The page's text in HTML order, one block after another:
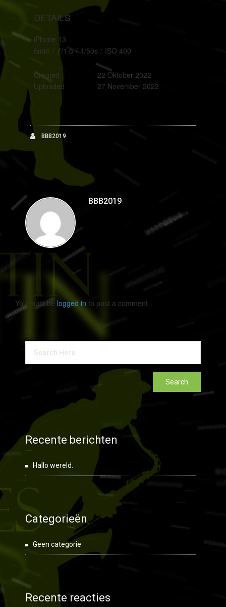
DETAILS
iPhone 13
5mm / ƒ/1.6 / 1/50s / ISO 400
Created
22 Oktober 2022
Uploaded
27 November 2022
BBB2019
BBB2019
You must be logged in to post a comment
Recente berichten
Hallo wereld.
Categorieën
Geen categorie
Recente reacties